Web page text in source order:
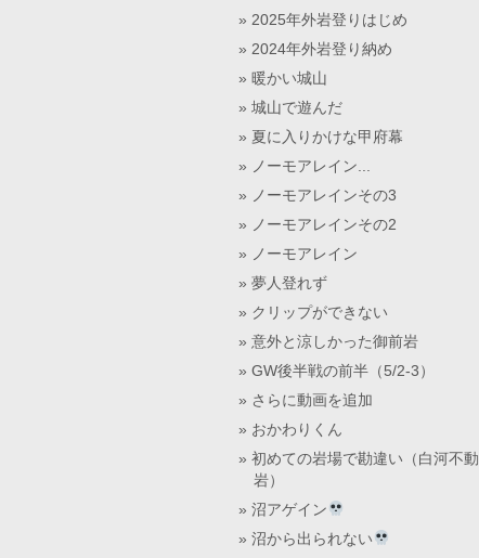
2025年外岩登りはじめ
2024年外岩登り納め
暖かい城山
城山で遊んだ
夏に入りかけな甲府幕
ノーモアレイン...
ノーモアレインその3
ノーモアレインその2
ノーモアレイン
夢人登れず
クリップができない
意外と涼しかった御前岩
GW後半戦の前半（5/2-3）
さらに動画を追加
おかわりくん
初めての岩場で勘違い（白河不動
岩）
沼アゲイン
沼から出られない